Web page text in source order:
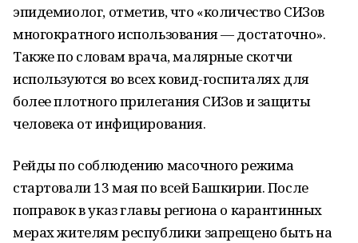
эпидемиолог, отметив, что «количество СИЗов
многократного использования — достаточно».
Также по словам врача, малярные скотчи
используются во всех ковид-госпиталях для
более плотного прилегания СИЗов и защиты
человека от инфицирования.
Рейды по соблюдению масочного режима
стартовали 13 мая по всей Башкирии. После
поправок в указ главы региона о карантинных
мерах жителям республики запрещено быть на